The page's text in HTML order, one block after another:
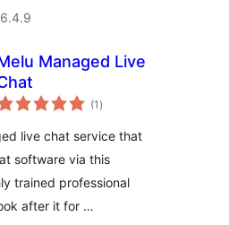
Managed Live
(1 totaal
waarderingen
)
live chat service that
software via this
trained professional
after it for …